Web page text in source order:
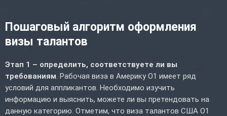
Пошаговый алгоритм оформления
визы талантов
Этап 1 – определить, соответствуете ли вы
требованиям. Рабочая виза в Америку O1 имеет ряд
условий для аппликантов. Необходимо изучить
информацию и выяснить, можете ли вы претендовать на
данную категорию. Отметим, что виза талантов США O1